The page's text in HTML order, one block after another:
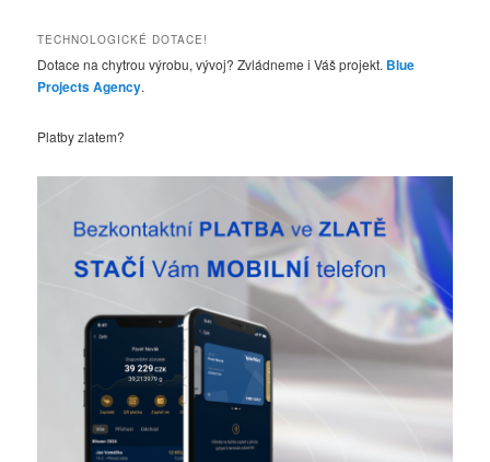
d
t
TECHNOLOGICKÉ DOTACE!
Dotace na chytrou výrobu, vývoj? Zvládneme i Váš projekt. Blue
Projects Agency.
Platby zlatem?